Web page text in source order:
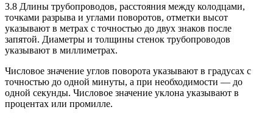
3.8 Длины трубопроводов, расстояния между колодцами,
точками разрыва и углами поворотов, отметки высот
указывают в метрах с точностью до двух знаков после
запятой. Диаметры и толщины стенок трубопроводов
указывают в миллиметрах.
Числовое значение углов поворота указывают в градусах с
точностью до одной минуты, а при необходимости — до
одной секунды. Числовое значение уклона указывают в
процентах или промилле.